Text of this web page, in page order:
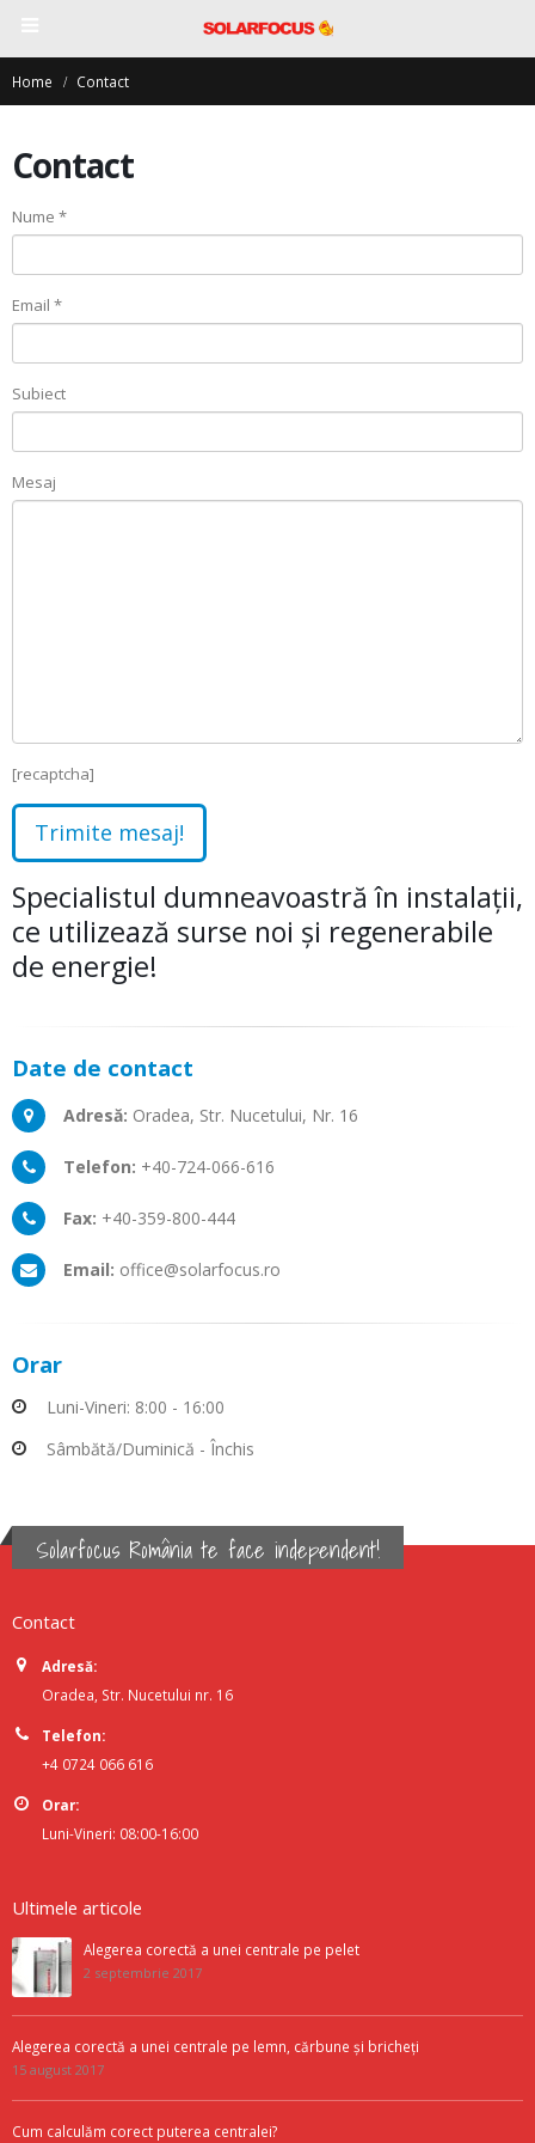
Home Contact
Contact
Nume *
Email *
Subiect
Mesaj
[recaptcha]
Specialistul dumneavoastră în instalaţii,
ce utilizează surse noi şi regenerabile
de energie!
Date de contact
Adresă: Oradea, Str. Nucetului, Nr. 16
Telefon: +40-724-066-616
Fax: +40-359-800-444
Email: office@solarfocus.ro
Orar
Luni-Vineri: 8:00 - 16:00
Sâmbătă/Duminică - Închis
Solarfocus România te face independent!
Contact
Adresă:
Oradea, Str. Nucetului nr. 16
Telefon:
+4 0724 066 616
Orar:
Luni-Vineri: 08:00-16:00
Ultimele articole
Alegerea corectă a unei centrale pe pelet
2 septembrie 2017
Alegerea corectă a unei centrale pe lemn, cărbune și bricheți
15 august 2017
Cum calculăm corect puterea centralei?